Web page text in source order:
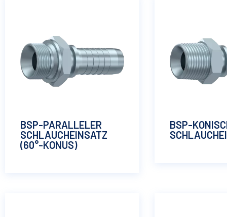
BSP-PARALLELER
SCHLAUCHEINSATZ
(60°-KONUS)
BSP-